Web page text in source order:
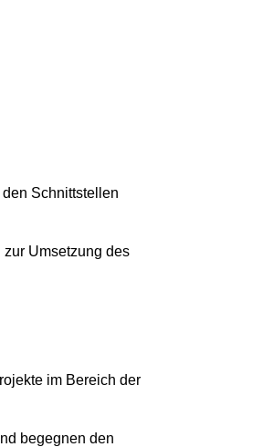
Schnittstellen
Umsetzung des
im Bereich der
begegnen den